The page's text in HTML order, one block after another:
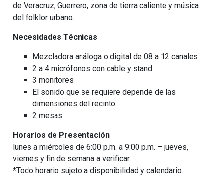
de Veracruz, Guerrero, zona de tierra caliente y música
del folklor urbano.
Necesidades Técnicas
Mezcladora análoga o digital de 08 a 12 canales
2 a 4 micrófonos con cable y stand
3 monitores
El sonido que se requiere depende de las
dimensiones del recinto.
2 mesas
Horarios de Presentación
lunes a miércoles de 6:00 p.m. a 9:00 p.m. – jueves,
viernes y fin de semana a verificar.
*Todo horario sujeto a disponibilidad y calendario.